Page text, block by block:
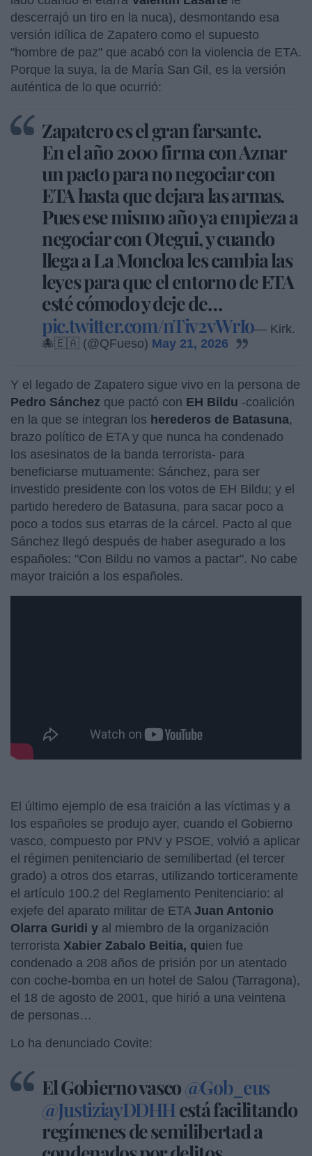
descerrajó un tiro en la nuca), desmontando esa
versión idílica de Zapatero como el supuesto
"hombre de paz" que acabó con la violencia de ETA.
Porque la suya, la de María San Gil, es la versión
auténtica de lo que ocurrió:
Zapatero es el gran farsante.
En el año 2000 firma con Aznar
un pacto para no negociar con
ETA hasta que dejara las armas.
Pues ese mismo año ya empieza a
negociar con Otegui, y cuando
llega a La Moncloa les cambia las
leyes para que el entorno de ETA
esté cómodo y deje de…
pic.twitter.com/nTiv2vWrIo— Kirk.
🐙🇪🇦 (@QFueso) May 21, 2026
Y el legado de Zapatero sigue vivo en la persona de
Pedro Sánchez que pactó con EH Bildu -coalición
en la que se integran los herederos de Batasuna,
brazo político de ETA y que nunca ha condenado
los asesinatos de la banda terrorista- para
beneficiarse mutuamente: Sánchez, para ser
investido presidente con los votos de EH Bildu; y el
partido heredero de Batasuna, para sacar poco a
poco a todos sus etarras de la cárcel. Pacto al que
Sánchez llegó después de haber asegurado a los
españoles: "Con Bildu no vamos a pactar". No cabe
mayor traición a los españoles.
El último ejemplo de esa traición a las víctimas y a
los españoles se produjo ayer, cuando el Gobierno
vasco, compuesto por PNV y PSOE, volvió a aplicar
el régimen penitenciario de semilibertad (el tercer
grado) a otros dos etarras, utilizando torticeramente
el artículo 100.2 del Reglamento Penitenciario: al
exjefe del aparato militar de ETA Juan Antonio
Olarra Guridi y al miembro de la organización
terrorista Xabier Zabalo Beitia, quien fue
condenado a 208 años de prisión por un atentado
con coche-bomba en un hotel de Salou (Tarragona),
el 18 de agosto de 2001, que hirió a una veintena
de personas…
Lo ha denunciado Covite:
El Gobierno vasco@Gob_eus
@JustiziayDDHHestá facilitando
regímenes de semilibertad a